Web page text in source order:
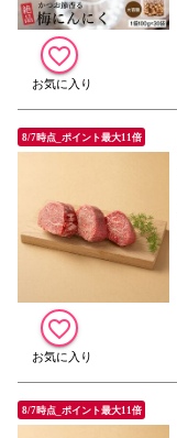
8/7時点_ポイント最大11倍
8/7時点_ポイント最大11倍